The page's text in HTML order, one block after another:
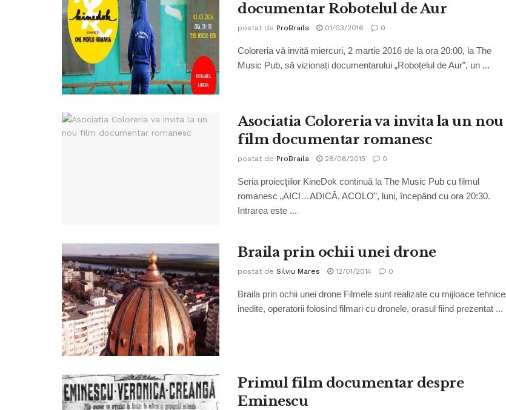
documentar Robotelul de Aur
postat de ProBraila 01/03/2016 0
Coloreria vă invită miercuri, 2 martie 2016 de la ora 20:00, la The
Music Pub, să vizionați documentarului „Roboțelul de Aur”, un ...
Asociatia Coloreria va invita la un nou
film documentar romanesc
postat de ProBraila 28/08/2015 0
Seria proiecţiilor KineDok continuă la The Music Pub cu filmul
romanesc „AICI…ADICĂ, ACOLO”, luni, începând cu ora 20:30.
Intrarea este ...
Braila prin ochii unei drone
postat de Silviu Mares 12/01/2014 0
Braila prin ochii unei drone Filmele sunt realizate cu mijloace tehnice
inedite, operatorii folosind filmari cu dronele, orasul fiind prezentat ...
Primul film documentar despre
Eminescu